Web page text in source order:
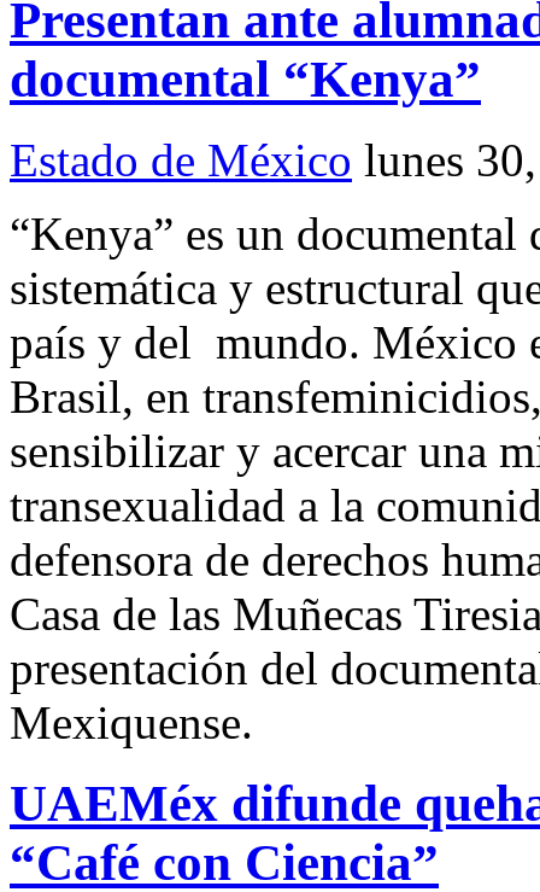
Presentan ante
documental “Kenya”
Estado de México lunes
“Kenya” es un
sistemática y estructural
país y del mundo. México
Brasil, en
sensibilizar y acercar una
transexualidad a la
defensora de derechos
Casa de las Muñecas
presentación del
Mexiquense.
UAEMéx difunde
“Café con Ciencia”